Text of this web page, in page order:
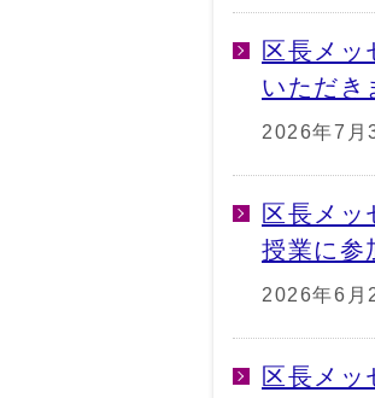
区長メ
いただ
2026年7月
区長メ
授業に参
2026年6月
区長メ